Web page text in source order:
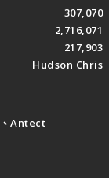
307,070
2,716,071
217,903
Hudson Chris
Antect